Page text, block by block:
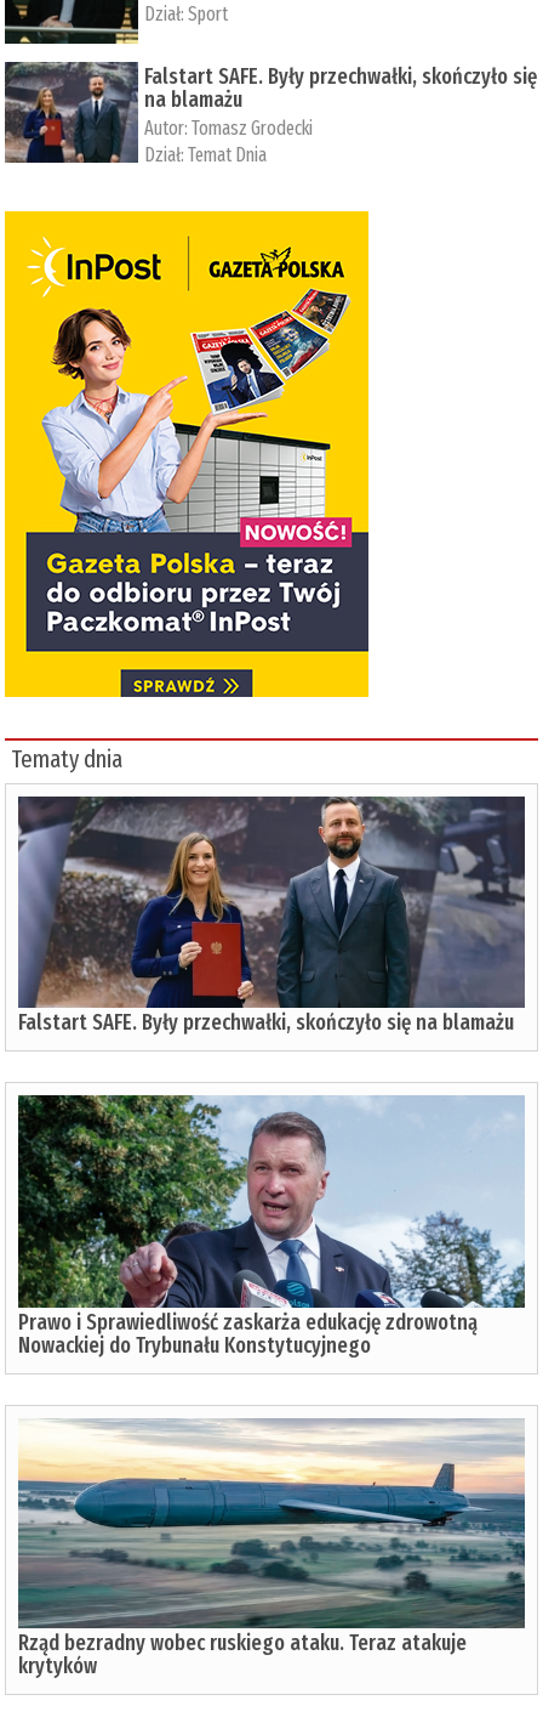
Dział:Sport
Falstart SAFE. Były przechwałki, skończyło się
na blamażu
Autor:Tomasz Grodecki
Dział:Temat Dnia
Tematy dnia
Falstart SAFE. Były przechwałki, skończyło się na blamażu
Prawo i Sprawiedliwość zaskarża edukację zdrowotną
Nowackiej do Trybunału Konstytucyjnego
Rząd bezradny wobec ruskiego ataku. Teraz atakuje
krytyków